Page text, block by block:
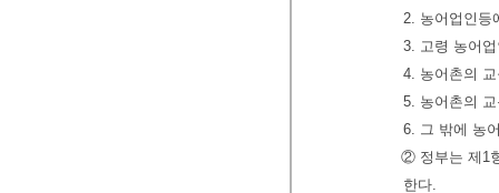
2. 농어업인등
3. 고령 농어
4. 농어촌의
5. 농어촌의
6. 그 밖에 농
② 정부는 제1
한다.